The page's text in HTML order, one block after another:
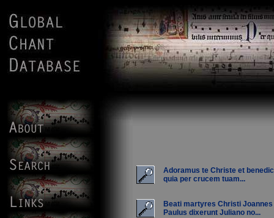
Adoramus te Christe et
quia per crucem tuam...
Beati martyres Christi Joannes
Paulus dixerunt Juliano no...